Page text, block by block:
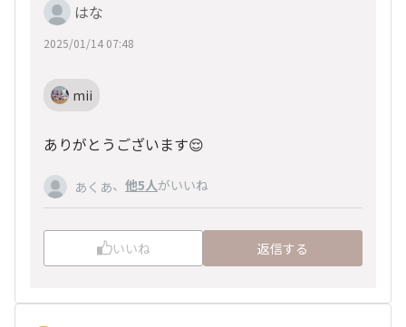
はな
2025/01/14 07:48
mii
ありがとうございます😌
あくあ、 他5人がいいね
いいね 返信する